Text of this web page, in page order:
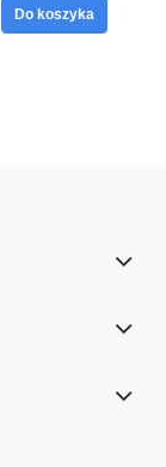
Do koszyka